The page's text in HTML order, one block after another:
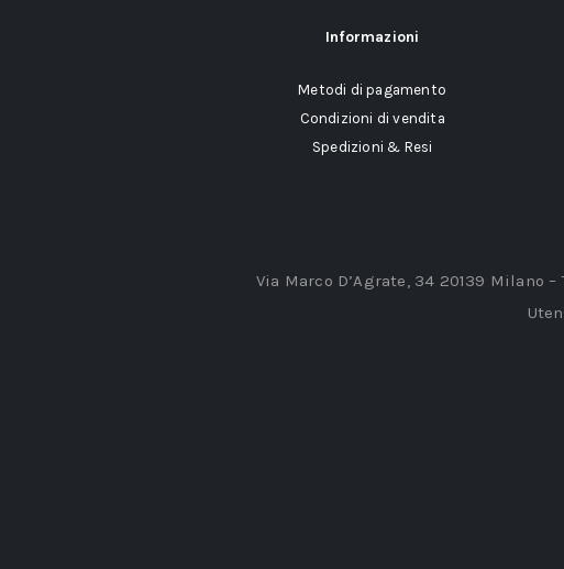
Informazioni
Metodi di pagamento
Condizioni di vendita
Spedizioni & Resi
Via Marco D’Agrate, 34 20139 Milano